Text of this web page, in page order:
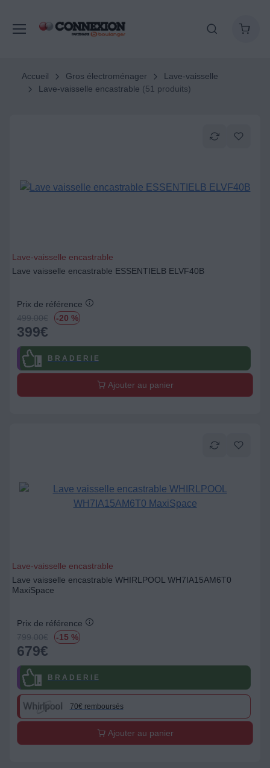
Accueil Gros électroménager
Lave-vaisselle
Lave-vaisselle encastrable (51 produits)
Lave-vaisselle encastrable
Lave vaisselle encastrable ESSENTIELB ELVF40B
Prix de référence
499.00€ -20 %
399€
B R A D E R I E
Ajouter au panier
Lave-vaisselle encastrable
Lave vaisselle encastrable WHIRLPOOL WH7IA15AM6T0
MaxiSpace
Prix de référence
799.00€ -15 %
679€
B R A D E R I E
70€ remboursés
Ajouter au panier